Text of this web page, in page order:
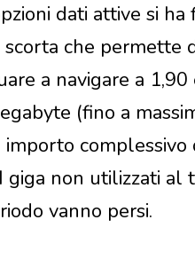
dati attive si ha
scorta che permette
a navigare a
(fino a
importo complessivo
giga non utilizzati al
vanno persi.